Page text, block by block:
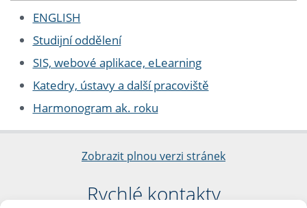
ENGLISH
Studijní oddělení
SIS, webové aplikace, eLearning
Katedry, ústavy a další pracoviště
Harmonogram ak. roku
Zobrazit plnou verzi stránek
Rychlé kontakty